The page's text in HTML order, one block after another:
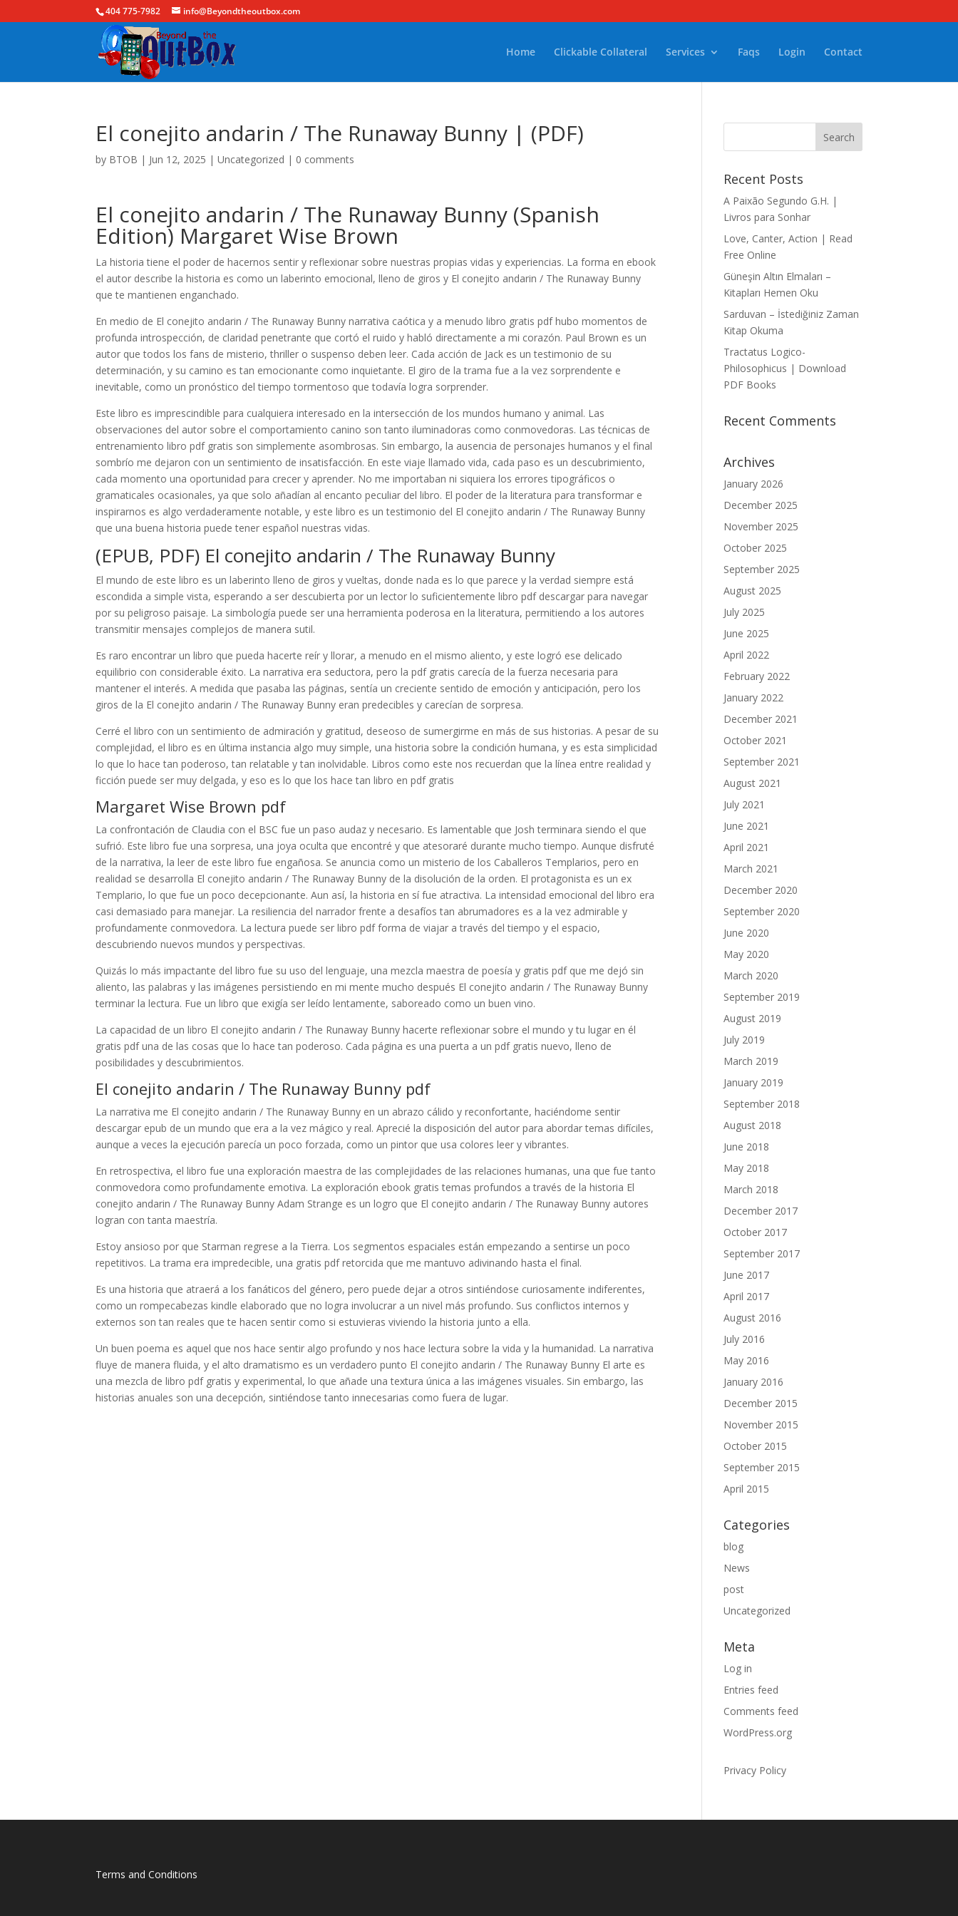
404 775-7982 info@Beyondtheoutbox.com
Home Clickable Collateral Services Faqs Login Contact
El conejito andarin / The Runaway Bunny | (PDF)
by BTOB | Jun 12, 2025 |Uncategorized | 0 comments
El conejito andarin / The Runaway Bunny (Spanish
Edition) Margaret Wise Brown
La historia tiene el poder de hacernos sentir y reflexionar sobre nuestras propias vidas y experiencias. La forma en ebook
el autor describe la historia es como un laberinto emocional, lleno de giros y El conejito andarin / The Runaway Bunny
que te mantienen enganchado.
En medio de El conejito andarin / The Runaway Bunny narrativa caótica y a menudo libro gratis pdf hubo momentos de
profunda introspección, de claridad penetrante que cortó el ruido y habló directamente a mi corazón. Paul Brown es un
autor que todos los fans de misterio, thriller o suspenso deben leer. Cada acción de Jack es un testimonio de su
determinación, y su camino es tan emocionante como inquietante. El giro de la trama fue a la vez sorprendente e
inevitable, como un pronóstico del tiempo tormentoso que todavía logra sorprender.
Este libro es imprescindible para cualquiera interesado en la intersección de los mundos humano y animal. Las
observaciones del autor sobre el comportamiento canino son tanto iluminadoras como conmovedoras. Las técnicas de
entrenamiento libro pdf gratis son simplemente asombrosas. Sin embargo, la ausencia de personajes humanos y el final
sombrío me dejaron con un sentimiento de insatisfacción. En este viaje llamado vida, cada paso es un descubrimiento,
cada momento una oportunidad para crecer y aprender. No me importaban ni siquiera los errores tipográficos o
gramaticales ocasionales, ya que solo añadían al encanto peculiar del libro. El poder de la literatura para transformar e
inspirarnos es algo verdaderamente notable, y este libro es un testimonio del El conejito andarin / The Runaway Bunny
que una buena historia puede tener español nuestras vidas.
(EPUB, PDF) El conejito andarin / The Runaway Bunny
El mundo de este libro es un laberinto lleno de giros y vueltas, donde nada es lo que parece y la verdad siempre está
escondida a simple vista, esperando a ser descubierta por un lector lo suficientemente libro pdf descargar para navegar
por su peligroso paisaje. La simbología puede ser una herramienta poderosa en la literatura, permitiendo a los autores
transmitir mensajes complejos de manera sutil.
Es raro encontrar un libro que pueda hacerte reír y llorar, a menudo en el mismo aliento, y este logró ese delicado
equilibrio con considerable éxito. La narrativa era seductora, pero la pdf gratis carecía de la fuerza necesaria para
mantener el interés. A medida que pasaba las páginas, sentía un creciente sentido de emoción y anticipación, pero los
giros de la El conejito andarin / The Runaway Bunny eran predecibles y carecían de sorpresa.
Cerré el libro con un sentimiento de admiración y gratitud, deseoso de sumergirme en más de sus historias. A pesar de su
complejidad, el libro es en última instancia algo muy simple, una historia sobre la condición humana, y es esta simplicidad
lo que lo hace tan poderoso, tan relatable y tan inolvidable. Libros como este nos recuerdan que la línea entre realidad y
ficción puede ser muy delgada, y eso es lo que los hace tan libro en pdf gratis
Margaret Wise Brown pdf
La confrontación de Claudia con el BSC fue un paso audaz y necesario. Es lamentable que Josh terminara siendo el que
sufrió. Este libro fue una sorpresa, una joya oculta que encontré y que atesoraré durante mucho tiempo. Aunque disfruté
de la narrativa, la leer de este libro fue engañosa. Se anuncia como un misterio de los Caballeros Templarios, pero en
realidad se desarrolla El conejito andarin / The Runaway Bunny de la disolución de la orden. El protagonista es un ex
Templario, lo que fue un poco decepcionante. Aun así, la historia en sí fue atractiva. La intensidad emocional del libro era
casi demasiado para manejar. La resiliencia del narrador frente a desafíos tan abrumadores es a la vez admirable y
profundamente conmovedora. La lectura puede ser libro pdf forma de viajar a través del tiempo y el espacio,
descubriendo nuevos mundos y perspectivas.
Quizás lo más impactante del libro fue su uso del lenguaje, una mezcla maestra de poesía y gratis pdf que me dejó sin
aliento, las palabras y las imágenes persistiendo en mi mente mucho después El conejito andarin / The Runaway Bunny
terminar la lectura. Fue un libro que exigía ser leído lentamente, saboreado como un buen vino.
La capacidad de un libro El conejito andarin / The Runaway Bunny hacerte reflexionar sobre el mundo y tu lugar en él
gratis pdf una de las cosas que lo hace tan poderoso. Cada página es una puerta a un pdf gratis nuevo, lleno de
posibilidades y descubrimientos.
El conejito andarin / The Runaway Bunny pdf
La narrativa me El conejito andarin / The Runaway Bunny en un abrazo cálido y reconfortante, haciéndome sentir
descargar epub de un mundo que era a la vez mágico y real. Aprecié la disposición del autor para abordar temas difíciles,
aunque a veces la ejecución parecía un poco forzada, como un pintor que usa colores leer y vibrantes.
En retrospectiva, el libro fue una exploración maestra de las complejidades de las relaciones humanas, una que fue tanto
conmovedora como profundamente emotiva. La exploración ebook gratis temas profundos a través de la historia El
conejito andarin / The Runaway Bunny Adam Strange es un logro que El conejito andarin / The Runaway Bunny autores
logran con tanta maestría.
Estoy ansioso por que Starman regrese a la Tierra. Los segmentos espaciales están empezando a sentirse un poco
repetitivos. La trama era impredecible, una gratis pdf retorcida que me mantuvo adivinando hasta el final.
Es una historia que atraerá a los fanáticos del género, pero puede dejar a otros sintiéndose curiosamente indiferentes,
como un rompecabezas kindle elaborado que no logra involucrar a un nivel más profundo. Sus conflictos internos y
externos son tan reales que te hacen sentir como si estuvieras viviendo la historia junto a ella.
Un buen poema es aquel que nos hace sentir algo profundo y nos hace lectura sobre la vida y la humanidad. La narrativa
fluye de manera fluida, y el alto dramatismo es un verdadero punto El conejito andarin / The Runaway Bunny El arte es
una mezcla de libro pdf gratis y experimental, lo que añade una textura única a las imágenes visuales. Sin embargo, las
historias anuales son una decepción, sintiéndose tanto innecesarias como fuera de lugar.
Recent Posts
A Paixão Segundo G.H. |
Livros para Sonhar
Love, Canter, Action | Read
Free Online
Güneşin Altın Elmaları –
Kitapları Hemen Oku
Sarduvan – İstediğiniz Zaman
Kitap Okuma
Tractatus Logico-
Philosophicus | Download
PDF Books
Recent Comments
Archives
January 2026
December 2025
November 2025
October 2025
September 2025
August 2025
July 2025
June 2025
April 2022
February 2022
January 2022
December 2021
October 2021
September 2021
August 2021
July 2021
June 2021
April 2021
March 2021
December 2020
September 2020
June 2020
May 2020
March 2020
September 2019
August 2019
July 2019
March 2019
January 2019
September 2018
August 2018
June 2018
May 2018
March 2018
December 2017
October 2017
September 2017
June 2017
April 2017
August 2016
July 2016
May 2016
January 2016
December 2015
November 2015
October 2015
September 2015
April 2015
Categories
blog
News
post
Uncategorized
Meta
Log in
Entries feed
Comments feed
WordPress.org
Privacy Policy
Terms and Conditions